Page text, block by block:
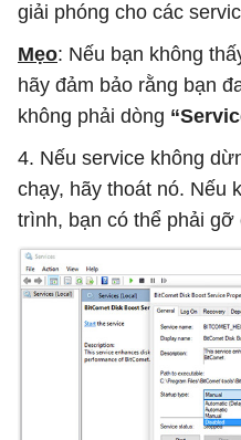
giải phóng cho các
Mẹo: Nếu bạn không
hãy đảm bảo rằng bạn
không phải dòng
4. Nếu service không
chạy, hãy thoát nó. Nếu
trình, bạn có thể phải gỡ